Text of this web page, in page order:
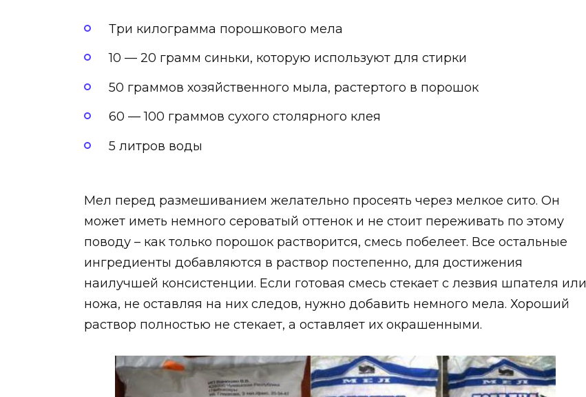
Три килограмма порошкового мела
10 — 20 грамм синьки, которую используют для стирки
50 граммов хозяйственного мыла, растертого в порошок
60 — 100 граммов сухого столярного клея
5 литров воды
Мел перед размешиванием желательно просеять через мелкое сито. Он
может иметь немного сероватый оттенок и не стоит переживать по этому
поводу – как только порошок растворится, смесь побелеет. Все остальные
ингредиенты добавляются в раствор постепенно, для достижения
наилучшей консистенции. Если готовая смесь стекает с лезвия шпателя или
ножа, не оставляя на них следов, нужно добавить немного мела. Хороший
раствор полностью не стекает, а оставляет их окрашенными.